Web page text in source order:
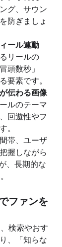
グ、サウン
防ぎましょ
ール連動
リールの
頭数秒」
要素です。
伝わる画像
ルのテーマ
回遊性やフ
。
帯、ユーザ
握しながら
、長期的な
ファンを
検索やおす
、「知らな